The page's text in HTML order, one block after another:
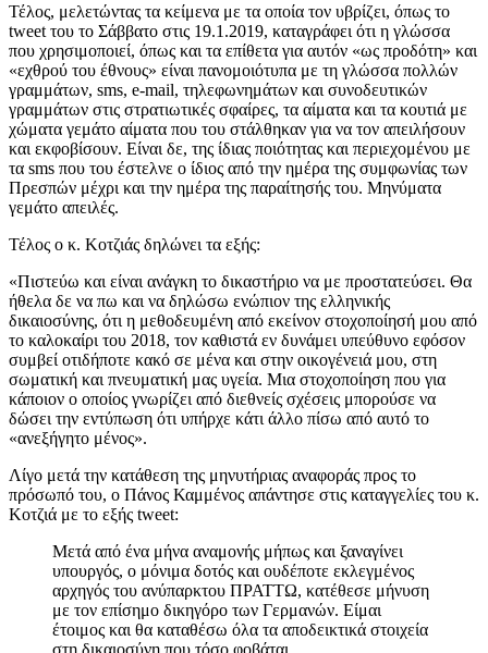
Τέλος, μελετώντας τα κείμενα με τα οποία τον υβρίζει, όπως το
tweet του το Σάββατο στις 19.1.2019, καταγράφει ότι η γλώσσα
που χρησιμοποιεί, όπως και τα επίθετα για αυτόν «ως προδότη» και
«εχθρού του έθνους» είναι πανομοιότυπα με τη γλώσσα πολλών
γραμμάτων, sms, e-mail, τηλεφωνημάτων και συνοδευτικών
γραμμάτων στις στρατιωτικές σφαίρες, τα αίματα και τα κουτιά με
χώματα γεμάτο αίματα που του στάλθηκαν για να τον απειλήσουν
και εκφοβίσουν. Είναι δε, της ίδιας ποιότητας και περιεχομένου με
τα sms που του έστελνε ο ίδιος από την ημέρα της συμφωνίας των
Πρεσπών μέχρι και την ημέρα της παραίτησής του. Μηνύματα
γεμάτο απειλές.
Τέλος ο κ. Κοτζιάς δηλώνει τα εξής:
«Πιστεύω και είναι ανάγκη το δικαστήριο να με προστατεύσει. Θα
ήθελα δε να πω και να δηλώσω ενώπιον της ελληνικής
δικαιοσύνης, ότι η μεθοδευμένη από εκείνον στοχοποίησή μου από
το καλοκαίρι του 2018, τον καθιστά εν δυνάμει υπεύθυνο εφόσον
συμβεί οτιδήποτε κακό σε μένα και στην οικογένειά μου, στη
σωματική και πνευματική μας υγεία. Μια στοχοποίηση που για
κάποιον ο οποίος γνωρίζει από διεθνείς σχέσεις μπορούσε να
δώσει την εντύπωση ότι υπήρχε κάτι άλλο πίσω από αυτό το
«ανεξήγητο μένος».
Λίγο μετά την κατάθεση της μηνυτήριας αναφοράς προς το
πρόσωπό του, ο Πάνος Καμμένος απάντησε στις καταγγελίες του κ.
Κοτζιά με το εξής tweet:
Μετά από ένα μήνα αναμονής μήπως και ξαναγίνει
υπουργός, ο μόνιμα δοτός και ουδέποτε εκλεγμένος
αρχηγός του ανύπαρκτου ΠΡΑΤΤΩ, κατέθεσε μήνυση
με τον επίσημο δικηγόρο των Γερμανών. Είμαι
έτοιμος και θα καταθέσω όλα τα αποδεικτικά στοιχεία
στη δικαιοσύνη που τόσο φοβάται.